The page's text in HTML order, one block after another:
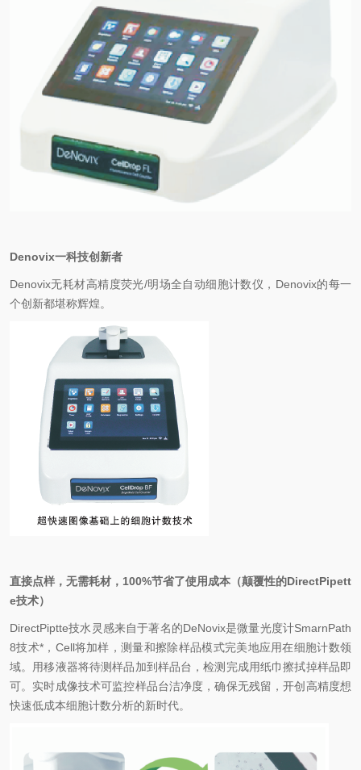
Denovix一科技创新者
Denovix无耗材高精度荧光/明场全自动细胞计数仪， Denovix的每一
个创新都堪称辉煌。
直接点样，无需耗材， 100%节省了使用成本（颠覆性的DirectPipett
e技术）
DirectPiptte技水灵感来自于著名的DeNovix是微量光度计SmarnPath
8技术*， Cell将加样，测量和擦除样品模式完美地应用在细胞计数领
域。用移液器将待测样品加到样品台，检测完成用纸巾擦拭掉样品即
可。实时成像技术可监控样品台洁净度，确保无残留，开创高精度想
快速低成本细胞计数分析的新时代。